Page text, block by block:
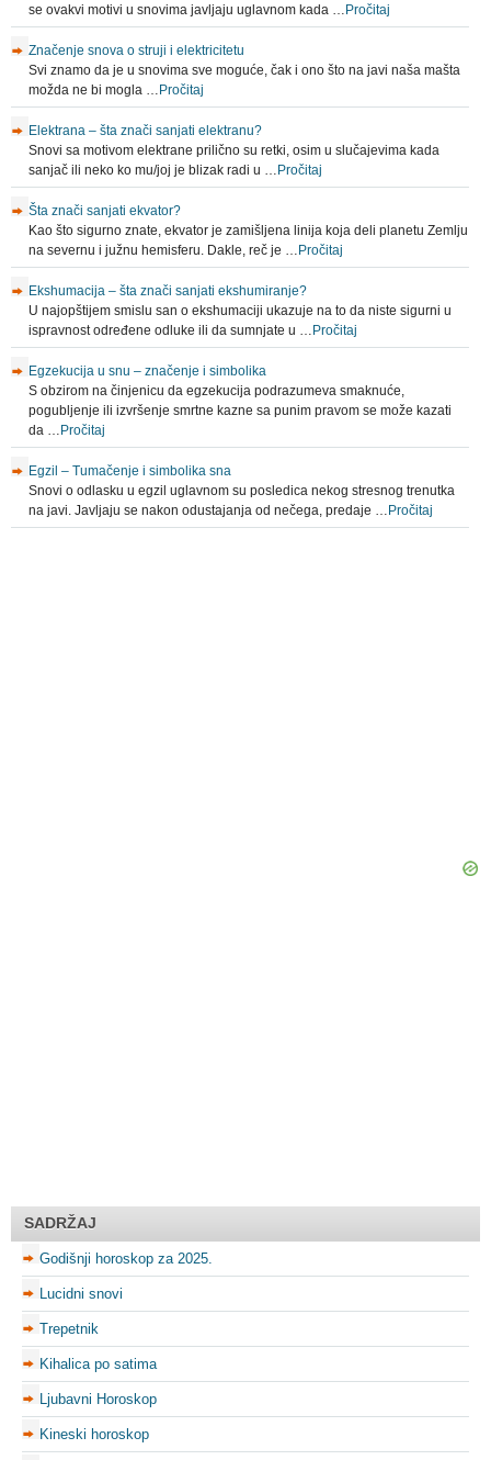
se ovakvi motivi u snovima javljaju uglavnom kada … Pročitaj
Značenje snova o struji i elektricitetu
Svi znamo da je u snovima sve moguće, čak i ono što na javi naša mašta
možda ne bi mogla … Pročitaj
Elektrana – šta znači sanjati elektranu?
Snovi sa motivom elektrane prilično su retki, osim u slučajevima kada
sanjač ili neko ko mu/joj je blizak radi u … Pročitaj
Šta znači sanjati ekvator?
Kao što sigurno znate, ekvator je zamišljena linija koja deli planetu Zemlju
na severnu i južnu hemisferu. Dakle, reč je … Pročitaj
Ekshumacija – šta znači sanjati ekshumiranje?
U najopštijem smislu san o ekshumaciji ukazuje na to da niste sigurni u
ispravnost određene odluke ili da sumnjate u … Pročitaj
Egzekucija u snu – značenje i simbolika
S obzirom na činjenicu da egzekucija podrazumeva smaknuće,
pogubljenje ili izvršenje smrtne kazne sa punim pravom se može kazati
da … Pročitaj
Egzil – Tumačenje i simbolika sna
Snovi o odlasku u egzil uglavnom su posledica nekog stresnog trenutka
na javi. Javljaju se nakon odustajanja od nečega, predaje … Pročitaj
SADRŽAJ
Godišnji horoskop za 2025.
Lucidni snovi
Trepetnik
Kihalica po satima
Ljubavni Horoskop
Kineski horoskop